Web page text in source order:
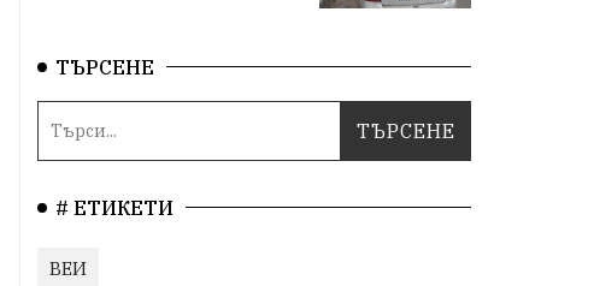
ТЪРСЕНЕ
# ЕТИКЕТИ
ВЕИ